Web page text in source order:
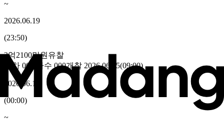
~
2026.06.19
(23:50)
2억2100만원 유찰
회차 005 /차수 000개찰 2026.06.15(09:00)
2026.06.12
(00:00)
~